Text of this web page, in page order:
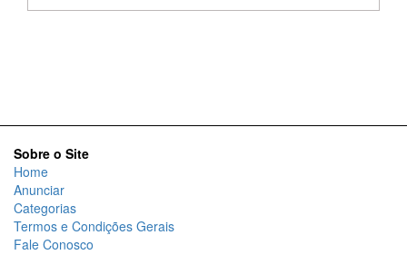
Sobre o Site
Home
Anunciar
Categorias
Termos e Condições Gerais
Fale Conosco